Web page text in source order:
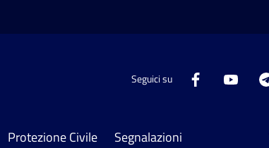
Seguici su
Protezione Civile Segnalazioni